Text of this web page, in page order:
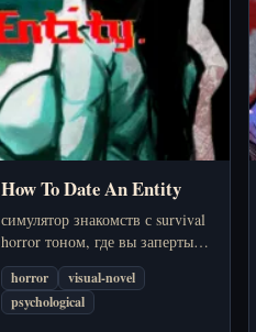
How To Date An Entity
симулятор знакомств с survival
horror тоном, где вы заперты в
доме, а снаружи вас
уговаривает довериться нечто
слишком обаятельное.
horror
visual-novel
psychological